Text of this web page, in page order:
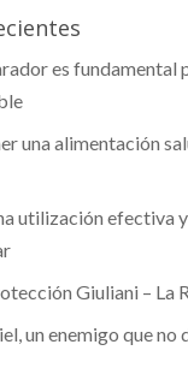
es fundamental
una alimentación
utilización efectiva
Giuliani – La
un enemigo que no